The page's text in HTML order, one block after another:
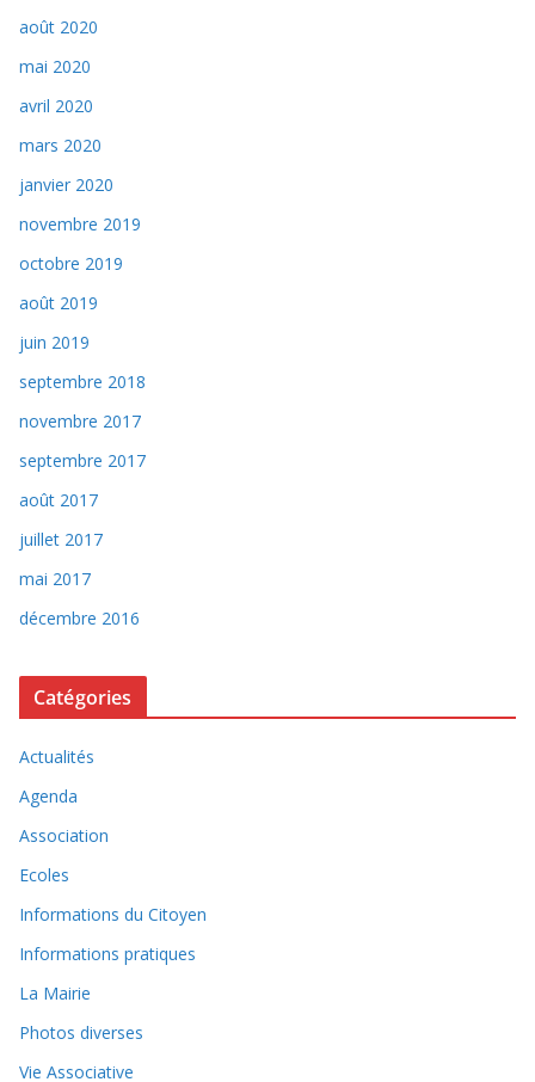
août 2020
mai 2020
avril 2020
mars 2020
janvier 2020
novembre 2019
octobre 2019
août 2019
juin 2019
septembre 2018
novembre 2017
septembre 2017
août 2017
juillet 2017
mai 2017
décembre 2016
Catégories
Actualités
Agenda
Association
Ecoles
Informations du Citoyen
Informations pratiques
La Mairie
Photos diverses
Vie Associative